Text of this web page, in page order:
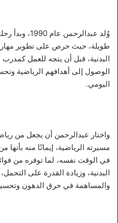
وُلد عبدالرحمن
طويلة، حيث حرص على تطوير
البدنية، قبل أن يتجه للعمل
الوصول إلى أهدافهم الرياضية
اليومي.
واختار عبدالرحمن أن يجعل من
مسيرته الرياضية، إيمانًا منه
في الوقت نفسه، لما توفره من
البدنية، وزيادة القدرة على
والمساهمة في حرق الدهون